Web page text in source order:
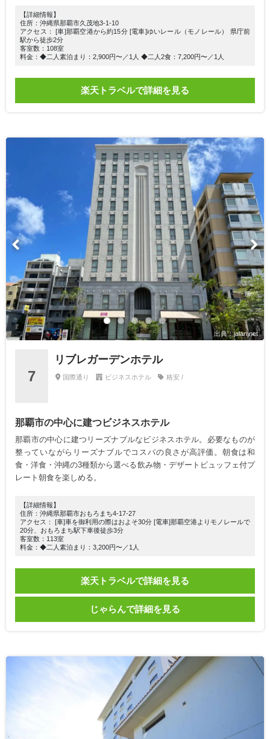
【詳細情報】
住所：沖縄県那覇市久茂地3-1-10
アクセス： [車]那覇空港から約15分 [電車]ゆいレール（モノレール） 県庁前
駅から徒歩2分
客室数：108室
料金：◆二人素泊まり：2,900円〜／1人 ◆二人2食：7,200円〜／1人
楽天トラベルで詳細を見る
出典：jalan.net
7
リブレガーデンホテル
国際通り ビジネスホテル 格安 /
那覇市の中心に建つビジネスホテル
那覇市の中心に建つリーズナブルなビジネスホテル。必要なものが
整っていながらリーズナブルでコスパの良さが高評価。朝食は和
食・洋食・沖縄の3種類から選べる飲み物・デザートビュッフェ付プ
レート朝食を楽しめる。
【詳細情報】
住所：沖縄県那覇市おもろまち4-17-27
アクセス： [車]車を御利用の際はおよそ30分 [電車]那覇空港よりモノレールで
20分、おもろまち駅下車後徒歩3分
客室数：113室
料金：◆二人素泊まり：3,200円〜／1人
楽天トラベルで詳細を見る
じゃらんで詳細を見る